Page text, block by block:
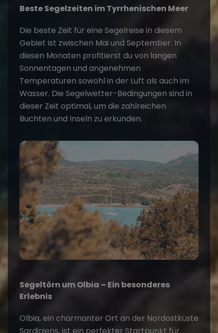
Beste Segelzeiten im Tyrrhenischen Meer
Die beste Zeit für eine Segelreise in diesem
Gebiet ist zwischen Mai und September. In
diesen Monaten profitierst du von langen
Sonnentagen und angenehmen
Temperaturen sowohl in der Luft als auch im
Wasser. Die Segelwetter-Bedingungen sind in
dieser Zeit optimal, um die zahlreichen
Buchten und Inseln zu erkunden.
Segeltörn um Olbia – Ein besonderes
Erlebnis
Olbia, ein charmanter Ort an der Nordostküste